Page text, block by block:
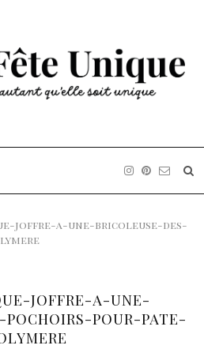
joffre-a-une-bricoleuse-des-
JOFFRE-A-UNE-
POUR-PATE-